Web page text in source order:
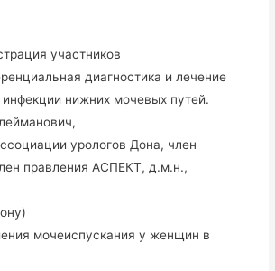
участников
диагностика и лечение
нижних мочевых путей.
урологов Дона, член
правления АСПЕКТ, д.м.н.,
мочеиспускания у женщин в